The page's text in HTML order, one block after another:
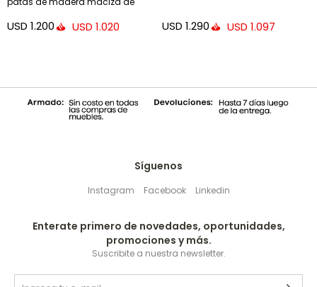
USD 1.200 USD 1.020 USD 1.290 USD 1.097
Síguenos
Instagram Facebook Linkedin
Enterate primero de novedades, oportunidades,
promociones y más.
Suscribite a nuestra newsletter.